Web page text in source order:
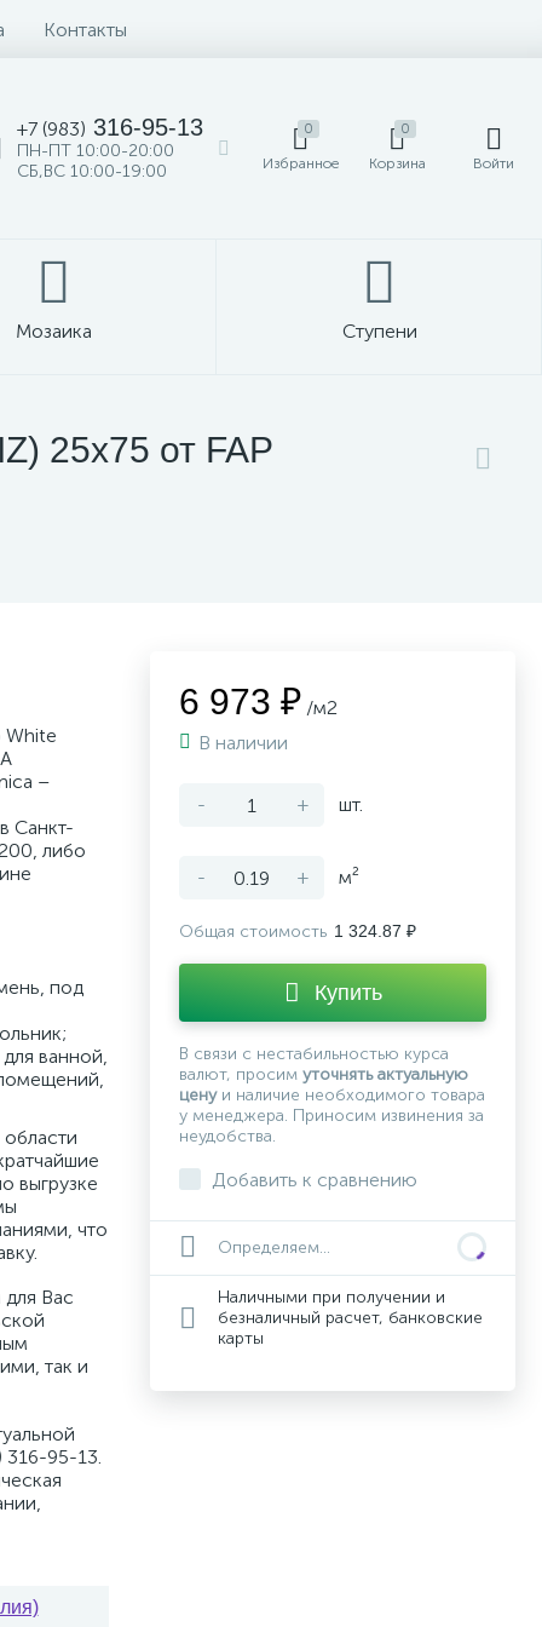
Контакты
+7 (983) 316-95-13
ПН-ПТ 10:00-20:00
СБ,ВС 10:00-19:00
0
Избранное
0
Корзина Войти
Мозаика Ступени
25x75 от FAP
White
–
Санкт-
либо
под
ванной,
выгрузке
что
Вас
так и
316-95-13.
6 973 ₽ /м2
В наличии
- + шт.
- + м²
Общая стоимость 1 324.87 ₽
Купить
В связи с нестабильностью курса
валют, просим уточнять актуальную
ценуи наличие необходимого товара
у менеджера. Приносим извинения за
неудобства.
Добавить к сравнению
Определяем...
Наличными при получении и
безналичный расчет, банковские
карты